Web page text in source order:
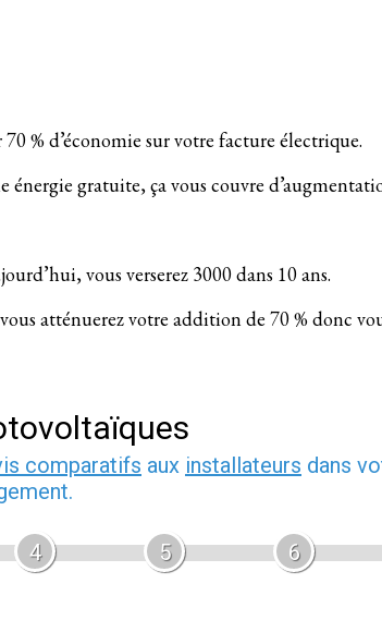
% d’économie sur votre facture électrique.
énergie gratuite, ça vous couvre
vous verserez 3000 dans 10 ans.
atténuerez votre addition de 70 % donc
comparatifs aux installateurs dans
4 5 6